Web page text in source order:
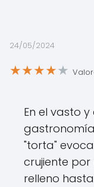
24/05/2024
★★★★★
En el vasto
"torta"
crujiente
relleno